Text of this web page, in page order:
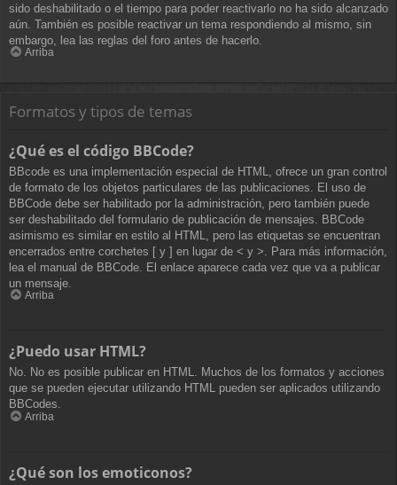
sido deshabilitado o el tiempo para poder reactivarlo no ha sido alcanzado
aún. También es posible reactivar un tema respondiendo al mismo, sin
embargo, lea las reglas del foro antes de hacerlo.
Arriba
Formatos y tipos de temas
¿Qué es el código BBCode?
BBcode es una implementación especial de HTML, ofrece un gran control
de formato de los objetos particulares de las publicaciones. El uso de
BBCode debe ser habilitado por la administración, pero también puede
ser deshabilitado del formulario de publicación de mensajes. BBCode
asimismo es similar en estilo al HTML, pero las etiquetas se encuentran
encerrados entre corchetes [ y ] en lugar de < y >. Para más información,
lea el manual de BBCode. El enlace aparece cada vez que va a publicar
un mensaje.
Arriba
¿Puedo usar HTML?
No. No es posible publicar en HTML. Muchos de los formatos y acciones
que se pueden ejecutar utilizando HTML pueden ser aplicados utilizando
BBCodes.
Arriba
¿Qué son los emoticonos?